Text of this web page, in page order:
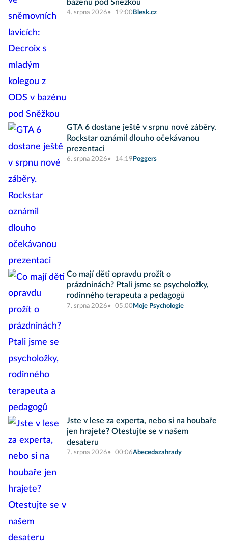
bazénu pod Sněžkou
4. srpna 2026 19:00 Blesk.cz
GTA 6 dostane ještě v srpnu nové záběry.
Rockstar oznámil dlouho očekávanou
prezentaci
6. srpna 2026 14:19 Poggers
Co mají děti opravdu prožít o
prázdninách? Ptali jsme se psycholožky,
rodinného terapeuta a pedagogů
7. srpna 2026 05:00 Moje Psychologie
Jste v lese za experta, nebo si na houbaře
jen hrajete? Otestujte se v našem
desateru
7. srpna 2026 00:06Abecedazahrady